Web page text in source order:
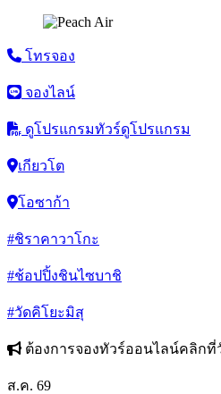
โทรจอง
จองไลน์
ดูโปรแกรมทัวร์ดูโปรแกรม
เกียวโต
โอซาก้า
#ชิราคาวาโกะ
#ช้อปปิ้งชินไซบาชิ
#วัดคิโยะมิสุ
ต้องการจองทัวร์ออนไลน์คลิกที่
ส.ค. 69